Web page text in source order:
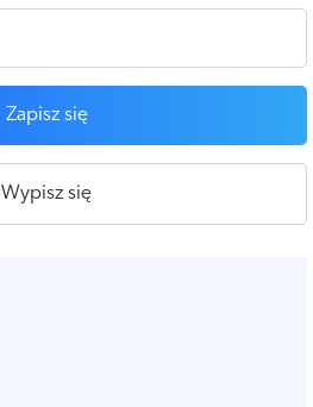
Zapisz się
Wypisz się